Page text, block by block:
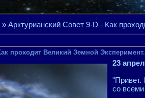
» Арктурианский Совет 9-D - Как
проходит Великий Земной
23
"Привет.
со